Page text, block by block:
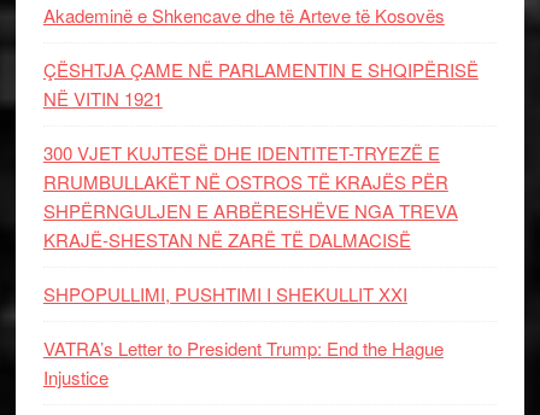
Akademinë e Shkencave dhe të Arteve të Kosovës
ÇËSHTJA ÇAME NË PARLAMENTIN E SHQIPËRISË
NË VITIN 1921
300 VJET KUJTESË DHE IDENTITET-TRYEZË E
RRUMBULLAKËT NË OSTROS TË KRAJËS PËR
SHPËRNGULJEN E ARBËRESHËVE NGA TREVA
KRAJË-SHESTAN NË ZARË TË DALMACISË
SHPOPULLIMI, PUSHTIMI I SHEKULLIT XXI
VATRA’s Letter to President Trump: End the Hague
Injustice